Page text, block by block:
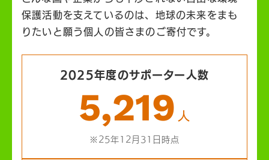
保護活動を支えているのは、地球の未来をまも
りたいと願う個人の皆さまのご寄付です。
2025年度のサポーター人数
5,219 人
※25年12月31日時点